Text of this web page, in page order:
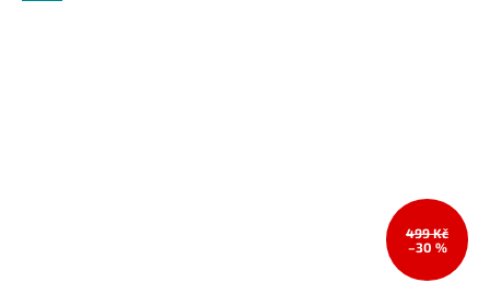
499 Kč
–30 %